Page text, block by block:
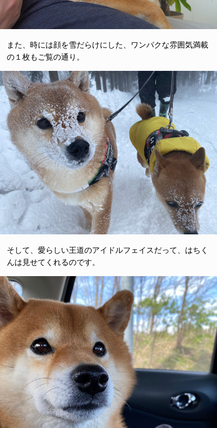
また、時には顔を雪だらけにした、ワンパクな雰囲気満載
の１枚もご覧の通り。
そして、愛らしい王道のアイドルフェイスだって、はちく
んは見せてくれるのです。